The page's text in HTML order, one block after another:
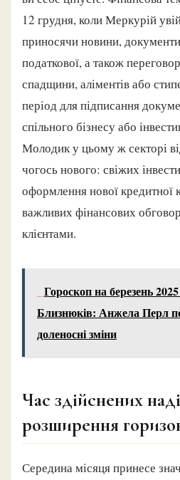
12 грудня, коли Меркурій
приносячи новини,
податкової, а також
спадщини, аліментів або
період для підписання
спільного бізнесу або
Молодик у цьому ж секторі
чогось нового: свіжих
оформлення нової кредитної
важливих фінансових
клієнтами.
Гороскоп на березень
Близнюків: Анжела Перл
доленосні зміни
Час здійснених
розширення
Середина місяця принесе